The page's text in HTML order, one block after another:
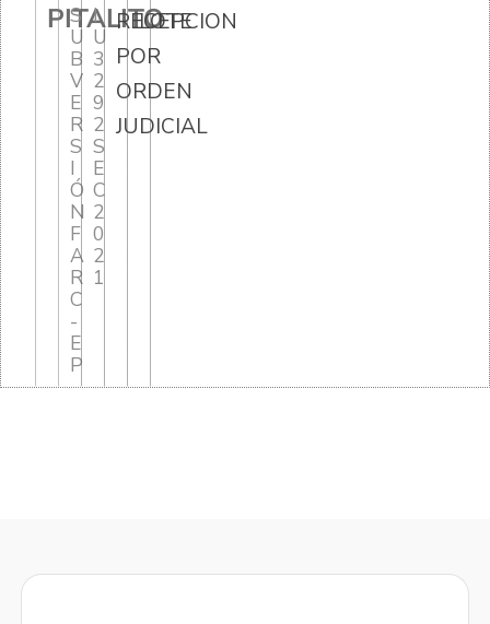
PITALITO
S
U
B
V
E
R
S
I
Ó
N
F
A
R
C
-
E
P
I
U
3
2
9
2
S
E
C
2
0
2
1
RECEPCION
POR
ORDEN
JUDICIAL
LOTE